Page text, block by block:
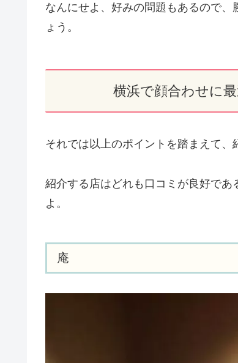
なんにせよ、好みの問題もあるので
ょう。
横浜で顔合わせに
それでは以上のポイントを踏まえて、
紹介する店はどれも口コミが良好で
よ。
庵